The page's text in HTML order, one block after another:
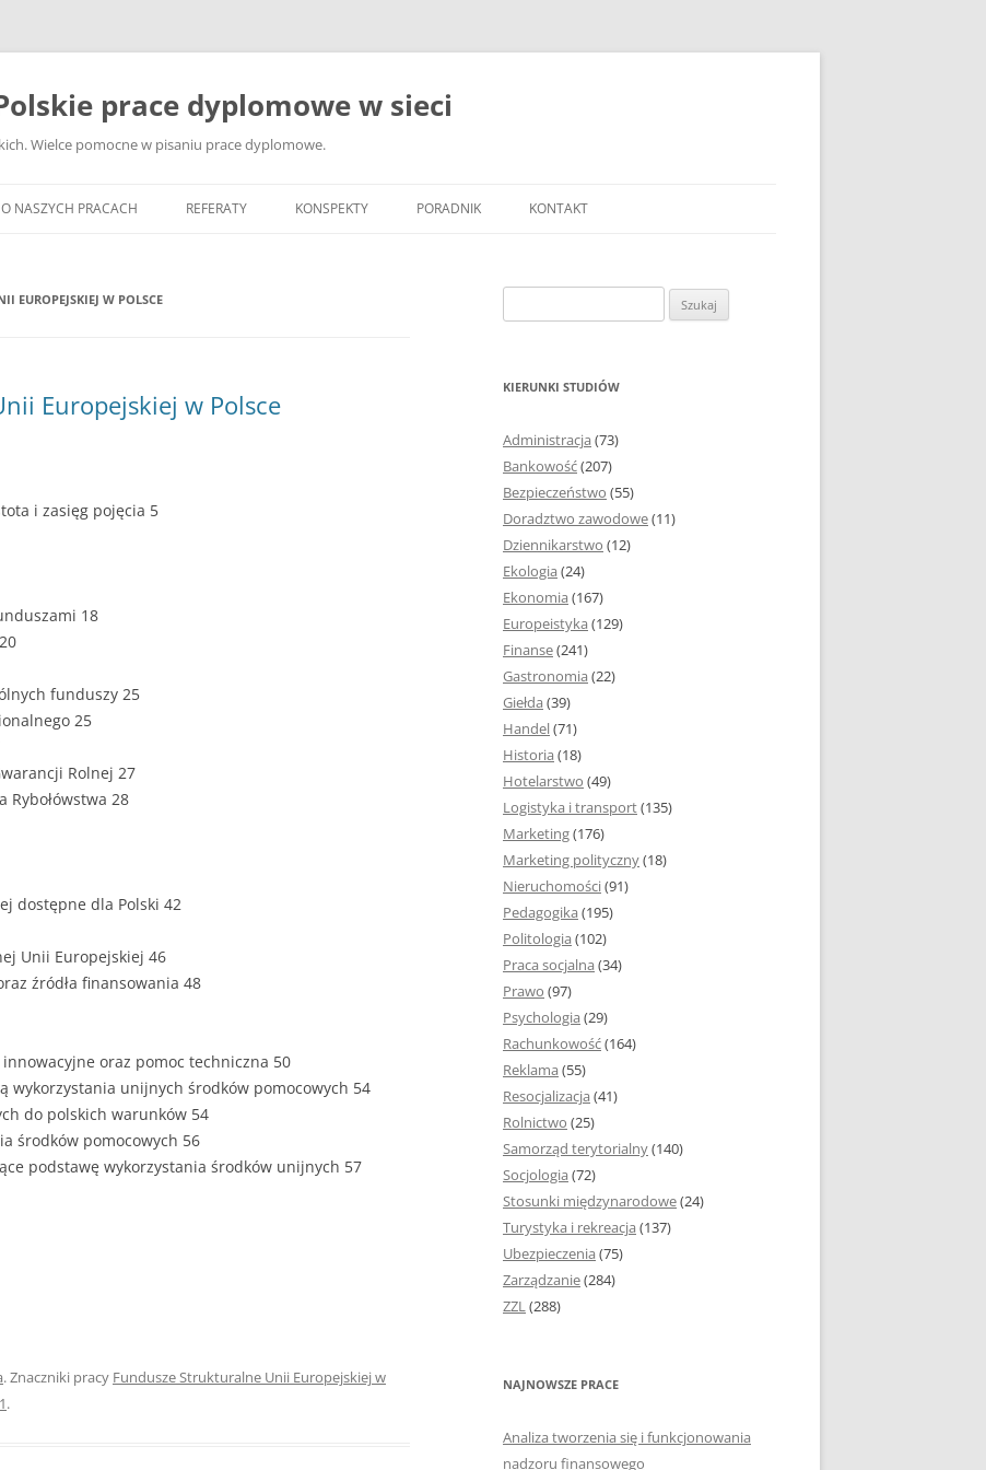
prace dyplomowe w sieci
Wielce pomocne w pisaniu prace dyplomowe.
O NASZYCH PRACACH REFERATY KONSPEKTY PORADNIK
JAK ZBIERAĆ I OPRACOWYWAĆ
BIBLIOGRAFICZNYCH
ZAWARTOŚĆ I ROZMIAR PRACY
DYPLOMOWEJ
ESTETYKA PRACY DYPLOMOWEJ –
WYRÓŻNIENIA, NUMEROWANIE
CZCIONKA, MARGINESY I
WIELKOŚĆ STRON
STRUKTURA AKAPITU W PRACY
DYPLOMOWEJ
STYL PRACY DYPLOMOWEJ
SPIS TREŚCI W PRACY
DYPLOMOWEJ
WSTĘP PRACY DYPLOMOWEJ
ROZDZIAŁY I PODROZDZIAŁY
ZAKOŃCZENIE PRACY
DYPLOMOWEJ
BIBLIOGRAFIA
SPIS RYSUNKÓW, TABEL I
ZAŁĄCZNIKÓW
TABELE, RYSUNKI ORAZ WYKRESY
KSIĄŻKI, KTÓRE POMOGĄ CI
KONTAKT
EUROPEJSKIEJ W POLSCE
Europejskiej w Polsce
i zasięg pojęcia 5
18
funduszy 25
25
Rolnej 27
28
dostępne dla Polski 42
Unii Europejskiej 46
źródła finansowania 48
oraz pomoc techniczna 50
wykorzystania unijnych środków pomocowych 54
do polskich warunków 54
środków pomocowych 56
podstawę wykorzystania środków unijnych 57
. Znaczniki pracy Fundusze Strukturalne Unii Europejskiej w
.
KIERUNKI STUDIÓW
Administracja (73)
Bankowość(207)
Bezpieczeństwo (55)
Doradztwo zawodowe(11)
Dziennikarstwo (12)
Ekologia (24)
Ekonomia (167)
Europeistyka (129)
Finanse(241)
Gastronomia (22)
Giełda (39)
Handel(71)
Historia (18)
Hotelarstwo (49)
Logistyka i transport(135)
Marketing(176)
Marketing polityczny(18)
Nieruchomości(91)
Pedagogika (195)
Politologia (102)
Praca socjalna (34)
Prawo (97)
Psychologia (29)
Rachunkowość(164)
Reklama (55)
Resocjalizacja (41)
Rolnictwo (25)
Samorząd terytorialny(140)
Socjologia (72)
Stosunki międzynarodowe(24)
Turystyka i rekreacja (137)
Ubezpieczenia (75)
Zarządzanie(284)
ZZL(288)
NAJNOWSZE PRACE
Analiza tworzenia się i funkcjonowania
nadzoru finansowego